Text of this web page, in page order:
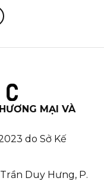
MẠI VÀ
do Sở Kế
Duy Hưng, P.